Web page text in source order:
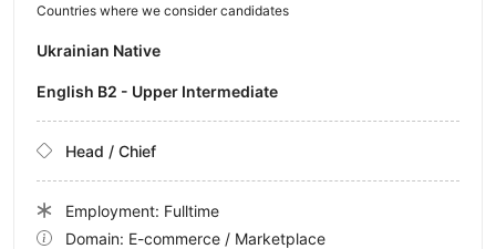
Countries where we consider candidates
Ukrainian Native
English B2 - Upper Intermediate
Head / Chief
Employment: Fulltime
Domain: E-commerce / Marketplace